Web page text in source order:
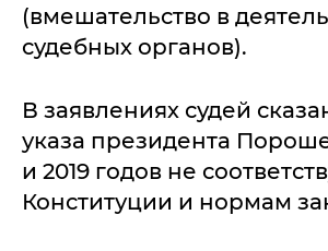
(вмешательство в
судебных органов).
В заявлениях судей
указа президента
и 2019 годов не
Конституции и нормам